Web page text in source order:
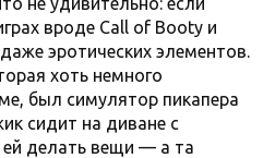
вроде Call of Booty и
эротических элементов.
хоть немного
был симулятор пикапера
сидит на диване с
делать вещи — а та